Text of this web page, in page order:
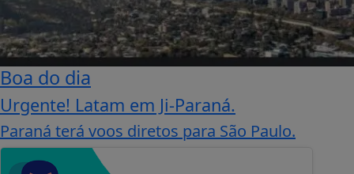
Boa do dia
Urgente! Latam em Ji-Paraná.
Paraná terá voos diretos para São Paulo.